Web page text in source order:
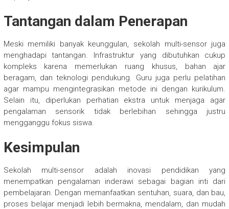
Tantangan dalam Penerapan
Meski memiliki banyak keunggulan, sekolah multi-sensor juga
menghadapi tantangan. Infrastruktur yang dibutuhkan cukup
kompleks karena memerlukan ruang khusus, bahan ajar
beragam, dan teknologi pendukung. Guru juga perlu pelatihan
agar mampu mengintegrasikan metode ini dengan kurikulum.
Selain itu, diperlukan perhatian ekstra untuk menjaga agar
pengalaman sensorik tidak berlebihan sehingga justru
mengganggu fokus siswa.
Kesimpulan
Sekolah multi-sensor adalah inovasi pendidikan yang
menempatkan pengalaman inderawi sebagai bagian inti dari
pembelajaran. Dengan memanfaatkan sentuhan, suara, dan bau,
proses belajar menjadi lebih bermakna, mendalam, dan mudah